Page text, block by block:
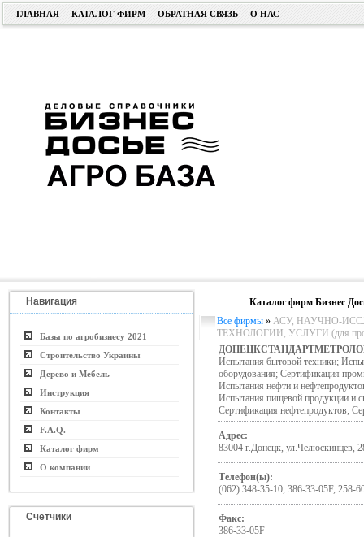
ГЛАВНАЯ КАТАЛОГ ФИРМ ОБРАТНАЯ СВЯЗЬ О НАС
Навигация
Базы по агробизнесу 2021
Строительство Украины
Дерево и Мебель
Инструкция
Контакты
F.A.Q.
Каталог фирм
О компании
Счётчики
Каталог фирм Бизнес
Все фирмы » АСУ, НАУЧНО-
ТЕХНОЛОГИИ, УСЛУГИ (для пром.
Испытания бытовой техники;
оборудования; Сертификация
Испытания нефти и
Испытания пищевой продукции и
Сертификация нефтепродуктов;
Адрес:
83004 г.Донецк, ул.Челюскинцев,
Телефон(ы):
(062) 348-35-10, 386-33-05F, 258-
Факс:
386-33-05F